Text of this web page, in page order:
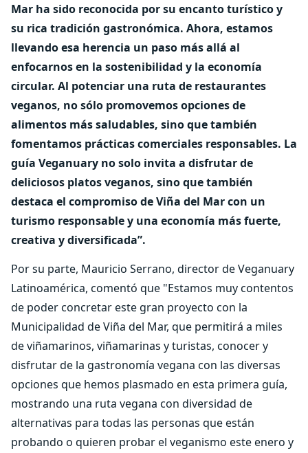
Mar ha sido reconocida por su encanto turístico y
su rica tradición gastronómica. Ahora, estamos
llevando esa herencia un paso más allá al
enfocarnos en la sostenibilidad y la economía
circular. Al potenciar una ruta de restaurantes
veganos, no sólo promovemos opciones de
alimentos más saludables, sino que también
fomentamos prácticas comerciales responsables. La
guía Veganuary no solo invita a disfrutar de
deliciosos platos veganos, sino que también
destaca el compromiso de Viña del Mar con un
turismo responsable y una economía más fuerte,
creativa y diversificada”.
Por su parte, Mauricio Serrano, director de Veganuary
Latinoamérica, comentó que "Estamos muy contentos
de poder concretar este gran proyecto con la
Municipalidad de Viña del Mar, que permitirá a miles
de viñamarinos, viñamarinas y turistas, conocer y
disfrutar de la gastronomía vegana con las diversas
opciones que hemos plasmado en esta primera guía,
mostrando una ruta vegana con diversidad de
alternativas para todas las personas que están
probando o quieren probar el veganismo este enero y